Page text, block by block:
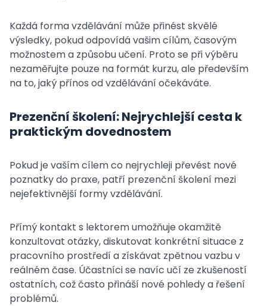
Každá forma vzdělávání může přinést skvělé
výsledky, pokud odpovídá vašim cílům, časovým
možnostem a způsobu učení. Proto se při výběru
nezaměřujte pouze na formát kurzu, ale především
na to, jaký přínos od vzdělávání očekáváte.
Prezenční školení: Nejrychlejší cesta k
praktickým dovednostem
Pokud je vaším cílem co nejrychleji převést nové
poznatky do praxe, patří prezenční školení mezi
nejefektivnější formy vzdělávání.
Přímý kontakt s lektorem umožňuje okamžitě
konzultovat otázky, diskutovat konkrétní situace z
pracovního prostředí a získávat zpětnou vazbu v
reálném čase. Účastníci se navíc učí ze zkušeností
ostatních, což často přináší nové pohledy a řešení
problémů.